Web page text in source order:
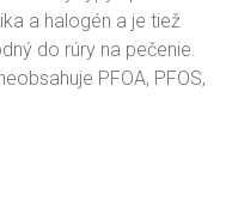
a halogén a je tiež
do rúry na pečenie.
PFOA, PFOS,